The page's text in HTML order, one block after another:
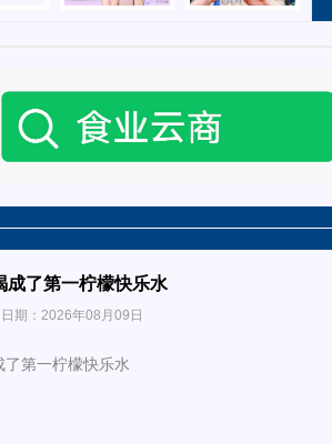
成了第一柠檬快乐水
日期：2026年08月09日
第一柠檬快乐水